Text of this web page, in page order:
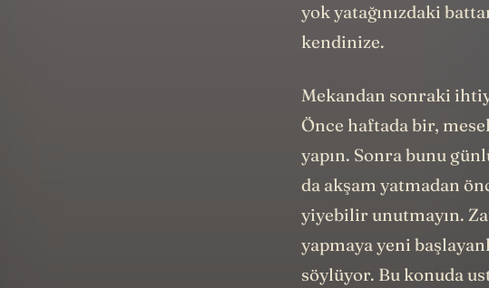
yok yatağınızdaki
kendinize.
Mekandan sonraki
Önce haftada bir,
yapın. Sonra bunu
da akşam yatmadan
yiyebilir unutmayın.
yapmaya yeni
söylüyor. Bu konuda